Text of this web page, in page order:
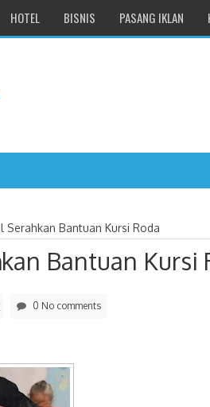
HOTEL BISNIS PASANG IKLAN
Serahkan Bantuan Kursi Roda
Bantuan Kursi
0 No comments